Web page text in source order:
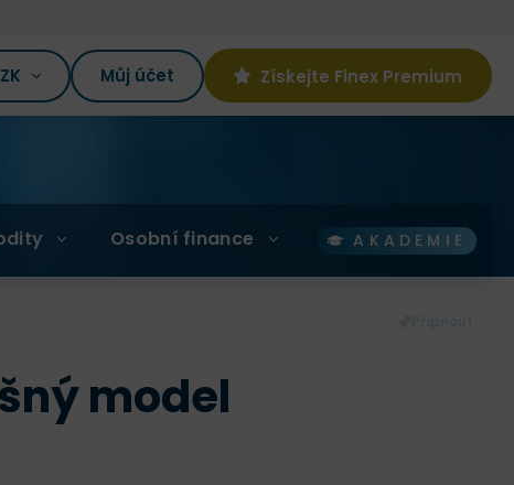
Můj účet Získejte Finex Premium
Osobní finance AKADEMIE
model